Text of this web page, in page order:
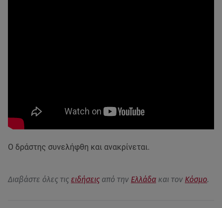
Ο δράστης συνελήφθη και ανακρίνεται.
Διαβάστε όλες τις ειδήσεις από την Ελλάδα και τον Κόσμο.